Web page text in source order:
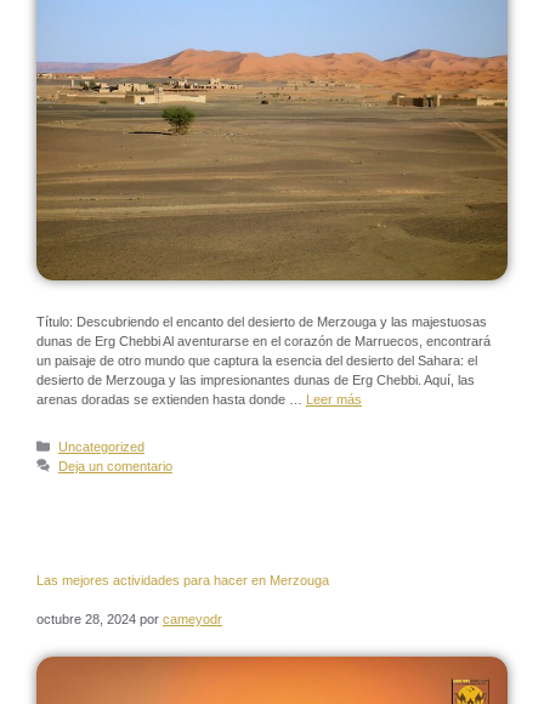
Título: Descubriendo el encanto del desierto de Merzouga y las majestuosas
dunas de Erg Chebbi Al aventurarse en el corazón de Marruecos, encontrará
un paisaje de otro mundo que captura la esencia del desierto del Sahara: el
desierto de Merzouga y las impresionantes dunas de Erg Chebbi. Aquí, las
arenas doradas se extienden hasta donde …
Leer más
Uncategorized
Deja un comentario
Las mejores actividades para hacer en Merzouga
octubre 28, 2024 por cameyodr